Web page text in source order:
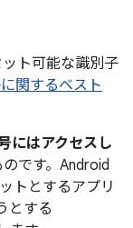
ト可能な識別子
関するベスト
にはアクセスし
です。Android
トとするアプリ
とする